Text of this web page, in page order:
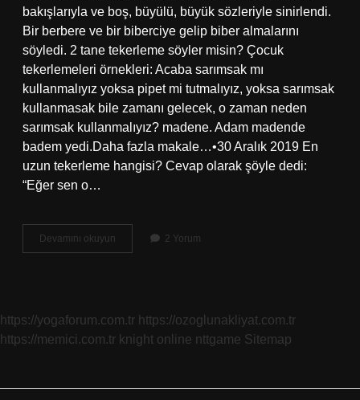
bakışlarıyla ve boş, büyülü, büyük sözleriyle sinirlendi.
Bir berbere ve bir biberciye gelip biber almalarını
söyledi. 2 tane tekerleme söyler misin? Çocuk
tekerlemeleri örnekleri: Acaba sarımsak mı
kullanmalıyız yoksa pipet mi tutmalıyız, yoksa sarımsak
kullanmasak bile zamanı gelecek, o zaman neden
sarımsak kullanmalıyız? madene. Adam madende
badem yedi.Daha fazla makale…•30 Aralık 2019 En
uzun tekerleme hangisi? Cevap olarak şöyle dedi:
“Eğer sen o…
Devamını okuyun Dünyanın
En
2 Yorum
https://yogaforum.com.tr https://ozoglunakliyat.com.tr
https://memici.com.tr knight online nttgame Sitemap